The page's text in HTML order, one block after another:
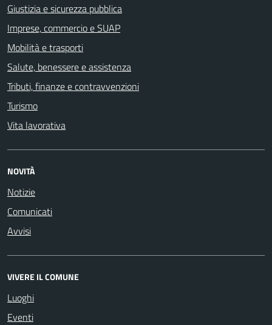
Giustizia e sicurezza pubblica
Imprese, commercio e SUAP
Mobilità e trasporti
Salute, benessere e assistenza
Tributi, finanze e contravvenzioni
Turismo
Vita lavorativa
NOVITÀ
Notizie
Comunicati
Avvisi
VIVERE IL COMUNE
Luoghi
Eventi